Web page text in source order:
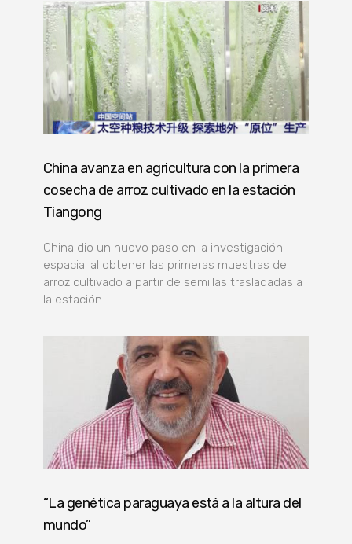
China avanza en agricultura con la primera
cosecha de arroz cultivado en la estación
Tiangong
China dio un nuevo paso en la investigación
espacial al obtener las primeras muestras de
arroz cultivado a partir de semillas trasladadas a
la estación
“La genética paraguaya está a la altura del
mundo”